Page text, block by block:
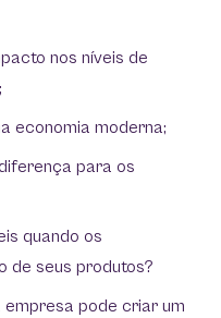
nos níveis de
economia moderna;
para os
​​quando os
de seus produtos?
empresa pode criar um